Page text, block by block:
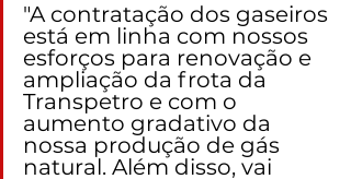
"A contratação dos gaseiros
está em linha com nossos
esforços para renovação e
ampliação da frota da
Transpetro e com o
aumento gradativo da
nossa produção de gás
natural. Além disso, vai